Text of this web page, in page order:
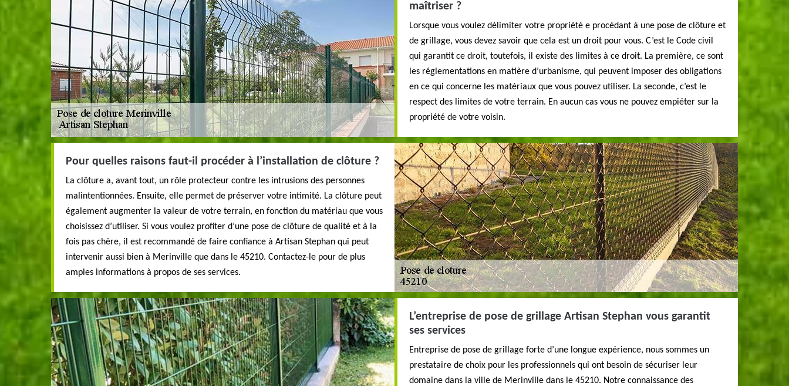
maîtriser ?
Lorsque vous voulez délimiter votre propriété e procédant à une pose de clôture et
de grillage, vous devez savoir que cela est un droit pour vous. C’est le Code civil
qui garantit ce droit, toutefois, il existe des limites à ce droit. La première, ce sont
les réglementations en matière d’urbanisme, qui peuvent imposer des obligations
en ce qui concerne les matériaux que vous pouvez utiliser. La seconde, c’est le
respect des limites de votre terrain. En aucun cas vous ne pouvez empiéter sur la
propriété de votre voisin.
Pour quelles raisons faut-il procéder à l’installation de clôture ?
La clôture a, avant tout, un rôle protecteur contre les intrusions des personnes
malintentionnées. Ensuite, elle permet de préserver votre intimité. La clôture peut
également augmenter la valeur de votre terrain, en fonction du matériau que vous
choisissez d’utiliser. Si vous voulez profiter d’une pose de clôture de qualité et à la
fois pas chère, il est recommandé de faire confiance à Artisan Stephan qui peut
intervenir aussi bien à Merinville que dans le 45210. Contactez-le pour de plus
amples informations à propos de ses services.
L’entreprise de pose de grillage Artisan Stephan vous garantit
ses services
Entreprise de pose de grillage forte d’une longue expérience, nous sommes un
prestataire de choix pour les professionnels qui ont besoin de sécuriser leur
domaine dans la ville de Merinville dans le 45210. Notre connaissance des